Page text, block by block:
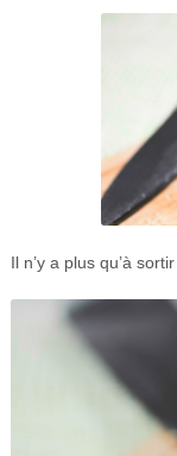
Il n’y a plus qu’à